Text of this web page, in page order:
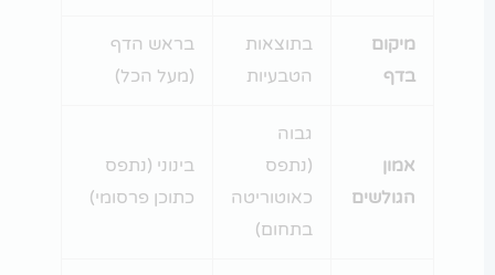
מיקום
בדף
בתוצאות
הטבעיות
בראש הדף
(מעל הכל)
אמון
הגולשים
גבוה
(נתפס
כאוטוריטה
בתחום)
בינוני (נתפס
כתוכן פרסומי)